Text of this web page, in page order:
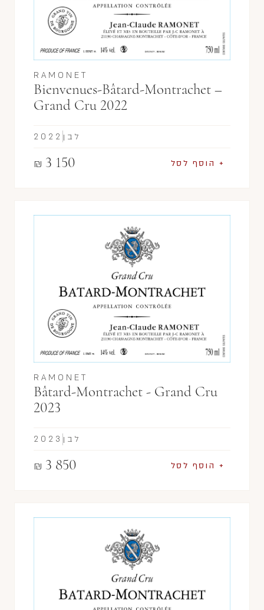
RAMONET
Bienvenues-Bâtard-Montrachet –
Grand Cru 2022
₪ 3 150 + הוסף לסל
2022 לבן
RAMONET
Bâtard-Montrachet - Grand Cru
2023
₪ 3 850 + הוסף לסל
2023 לבן